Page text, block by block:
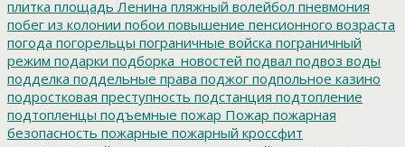
плитка площадь Ленина пляжный волейбол пневмония
побег из колонии побои повышение пенсионного возраста
погода погорельцы пограничные войска пограничный
режим подарки подборка_новостей подвал подвоз воды
подделка поддельные права поджог подпольное казино
подростковая преступность подстанция подтопление
подтопленцы подъемные пожар Пожар пожарная
безопасность пожарные пожарный кроссфит